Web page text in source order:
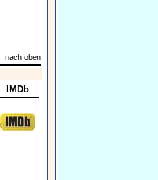
nach oben
IMDb